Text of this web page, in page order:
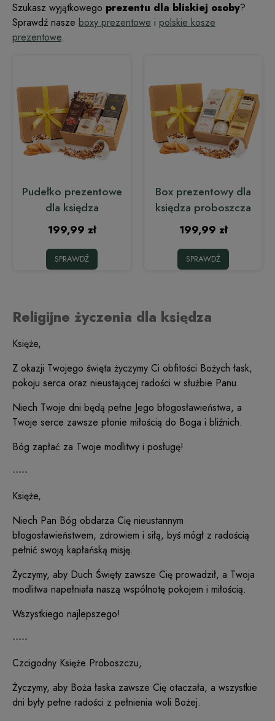
Szukasz wyjątkowego prezentu dla bliskiej osoby?
Sprawdź nasze boxy prezentowe i polskie kosze
prezentowe.
Pudełko prezentowe
dla księdza
199,99 zł
SPRAWDŹ
Box prezentowy dla
księdza proboszcza
199,99 zł
SPRAWDŹ
Religijne życzenia dla księdza
Księże,
Z okazji Twojego święta życzymy Ci obfitości Bożych łask,
pokoju serca oraz nieustającej radości w służbie Panu.
Niech Twoje dni będą pełne Jego błogosławieństwa, a
Twoje serce zawsze płonie miłością do Boga i bliźnich.
Bóg zapłać za Twoje modlitwy i posługę!
-----
Księże,
Niech Pan Bóg obdarza Cię nieustannym
błogosławieństwem, zdrowiem i siłą, byś mógł z radością
pełnić swoją kapłańską misję.
Życzymy, aby Duch Święty zawsze Cię prowadził, a Twoja
modlitwa napełniała naszą wspólnotę pokojem i miłością.
Wszystkiego najlepszego!
-----
Czcigodny Księże Proboszczu,
Życzymy, aby Boża łaska zawsze Cię otaczała, a wszystkie
dni były pełne radości z pełnienia woli Bożej.